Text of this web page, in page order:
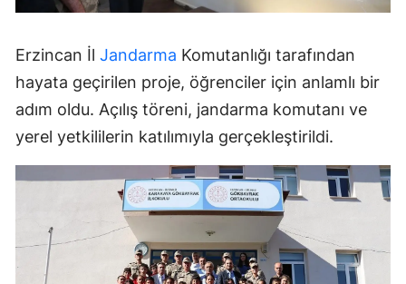
Erzincan İl Jandarma Komutanlığı tarafından
hayata geçirilen proje, öğrenciler için anlamlı bir
adım oldu. Açılış töreni, jandarma komutanı ve
yerel yetkililerin katılımıyla gerçekleştirildi.